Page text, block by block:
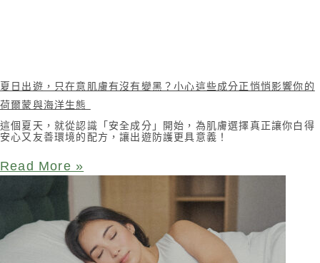
夏日出遊，只在意肌膚有沒有變黑？小心這些成分正悄悄影響你的
荷爾蒙與海洋生態
這個夏天，就從認識「安全成分」開始，為肌膚選擇真正讓你白得
安心又友善環境的配方，讓出遊防護更具意義！
Read More »